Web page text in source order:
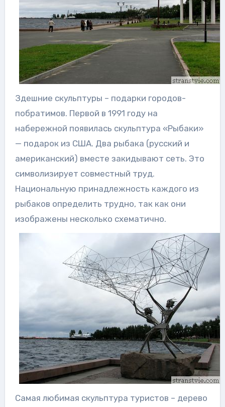
Здешние скульптуры – подарки городов-
побратимов. Первой в 1991 году на
набережной появилась скульптура «Рыбаки»
— подарок из США. Два рыбака (русский и
американский) вместе закидывают сеть. Это
символизирует совместный труд.
Национальную принадлежность каждого из
рыбаков определить трудно, так как они
изображены несколько схематично.
Самая любимая скульптура туристов – дерево